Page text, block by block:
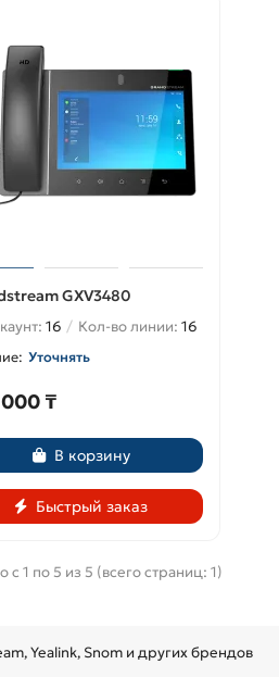
GXV3480
16 Кол-во линии: 16
Уточнять
₸
В корзину
Быстрый заказ
с 1 по 5 из 5 (всего страниц: 1)
Yealink, Snom и других брендов